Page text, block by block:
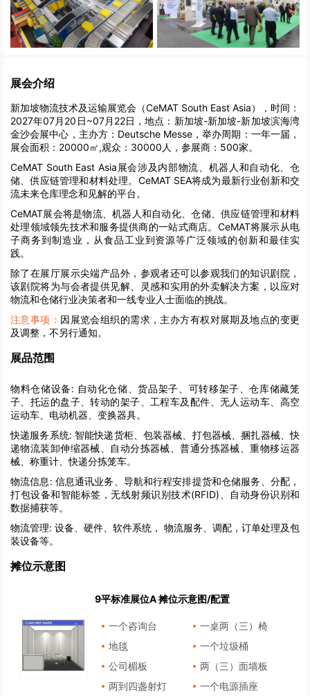
展会介绍
新加坡物流技术及运输展览会（CeMAT South East Asia），时间：
2027年07月20日~07月22日，地点：新加坡-新加坡-新加坡滨海湾
金沙会展中心，主办方：Deutsche Messe，举办周期：一年一届，
展会面积：20000㎡,观众：30000人，参展商：500家。
CeMAT South East Asia展会涉及内部物流、机器人和自动化、仓
储、供应链管理和材料处理。CeMAT SEA将成为最新行业创新和交
流未来仓库理念和见解的平台。
CeMAT展会将是物流、机器人和自动化、仓储、供应链管理和材料
处理领域领先技术和服务提供商的一站式商店。CeMAT将展示从电
子商务到制造业，从食品工业到资源等广泛领域的创新和最佳实
践。
除了在展厅展示尖端产品外，参观者还可以参观我们的知识剧院，
该剧院将为与会者提供见解、灵感和实用的外卖解决方案，以应对
物流和仓储行业决策者和一线专业人士面临的挑战。
注意事项： 因展览会组织的需求，主办方有权对展期及地点的变更
及调整，不另行通知。
展品范围
物料仓储设备: 自动化仓储、货品架子、可转移架子、仓库储藏笼
子、托运的盘子、转动的架子、工程车及配件、无人运动车、高空
运动车、电动机器、变换器具。
快递服务系统: 智能快递货柜、包装器械、打包器械、捆扎器械、快
递物流装卸伸缩器械、自动分拣器械、普通分拣器械、重物移运器
械、称重计、快递分拣笼车。
物流信息: 信息通讯业务、导航和行程安排提货和仓储服务、分配，
打包设备和智能标签，无线射频识别技术(RFID)、自动身份识别和
数据捕获等。
物流管理: 设备、硬件、软件系统， 物流服务、调配，订单处理及包
装设备等。
摊位示意图
9平标准展位A 摊位示意图/配置
一个咨询台
一桌两（三）椅
地毯
一个垃圾桶
公司楣板
两（三）面墙板
两到四盏射灯
一个电源插座